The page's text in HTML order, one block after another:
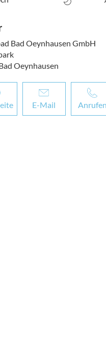
Bad Oeynhausen GmbH
Oeynhausen
E-Mail Anrufen